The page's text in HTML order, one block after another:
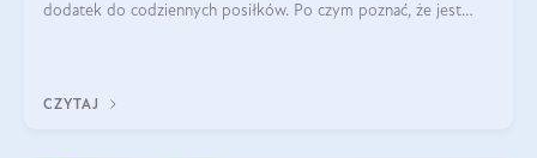
dodatek do codziennych posiłków. Po czym poznać, że jest
CZYTAJ